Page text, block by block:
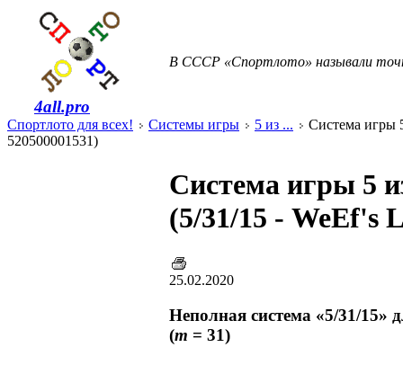
4all.pro
В СССР «Спортлото» называли
Спортлото для всех! Системы игры 5 из ...
Система игры
520500001531)
Система игры 5
(5/31/15 - WeEf's
25.02.2020
Неполная система «5/31/15»
(m = 31)